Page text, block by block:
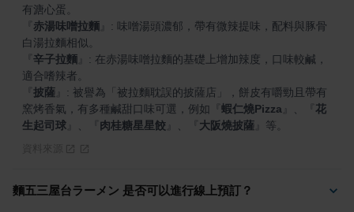
赤湯味噌拉麵
: 味噌湯頭濃郁，帶有微辣提味，配料與豚骨
辛子拉麵
: 在赤湯味噌拉麵的基礎上增加辣度，口味較鹹，
披薩
: 被譽為「被拉麵耽誤的披薩店」，餅皮有嚼勁且帶有
窯烤香氣，有多種鹹甜口味可選，例如
蝦仁燒Pizza
花
生起司球
肉桂糖星星餃 大阪燒披薩 等。
麵五三屋台ラーメン 是否可以進行線上預訂？